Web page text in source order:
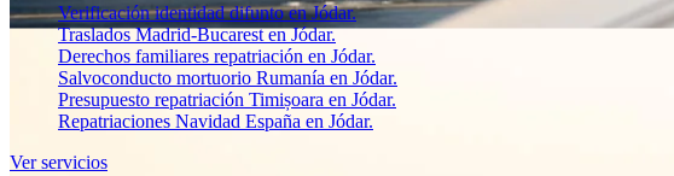
Verificación identidad difunto en Jódar.
Traslados Madrid-Bucarest en Jódar.
Derechos familiares repatriación en Jódar.
Salvoconducto mortuorio Rumanía en Jódar.
Presupuesto repatriación Timișoara en Jódar.
Repatriaciones Navidad España en Jódar.
Ver servicios